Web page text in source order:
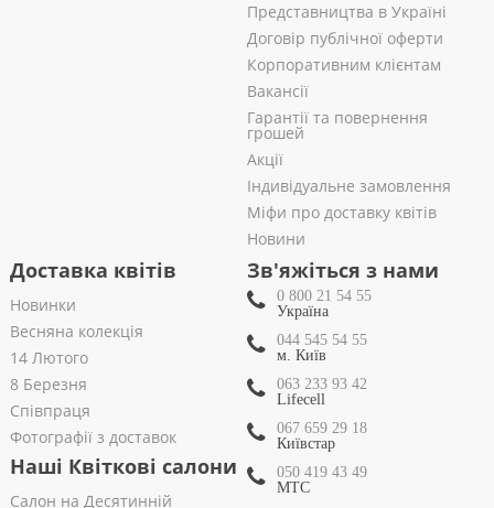
Представництва в Україні
Договір публічної оферти
Корпоративним клієнтам
Вакансії
Гарантії та повернення
грошей
Акції
Індивідуальне замовлення
Міфи про доставку квітів
Новини
Доставка квітів
Новинки
Весняна колекція
14 Лютого
8 Березня
Співпраця
Фотографії з доставок
Наші Квіткові салони
Салон на Десятинній
Зв'яжіться з нами
0 800 21 54 55
Україна
044 545 54 55
м. Київ
063 233 93 42
Lifecell
067 659 29 18
Київстар
050 419 43 49
МТС